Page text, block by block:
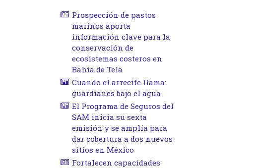
Prospección de pastos
marinos aporta
información clave para la
conservación de
ecosistemas costeros en
Bahía de Tela
Cuando el arrecife llama:
guardianes bajo el agua
El Programa de Seguros del
SAM inicia su sexta
emisión y se amplía para
dar cobertura a dos nuevos
sitios en México
Fortalecen capacidades